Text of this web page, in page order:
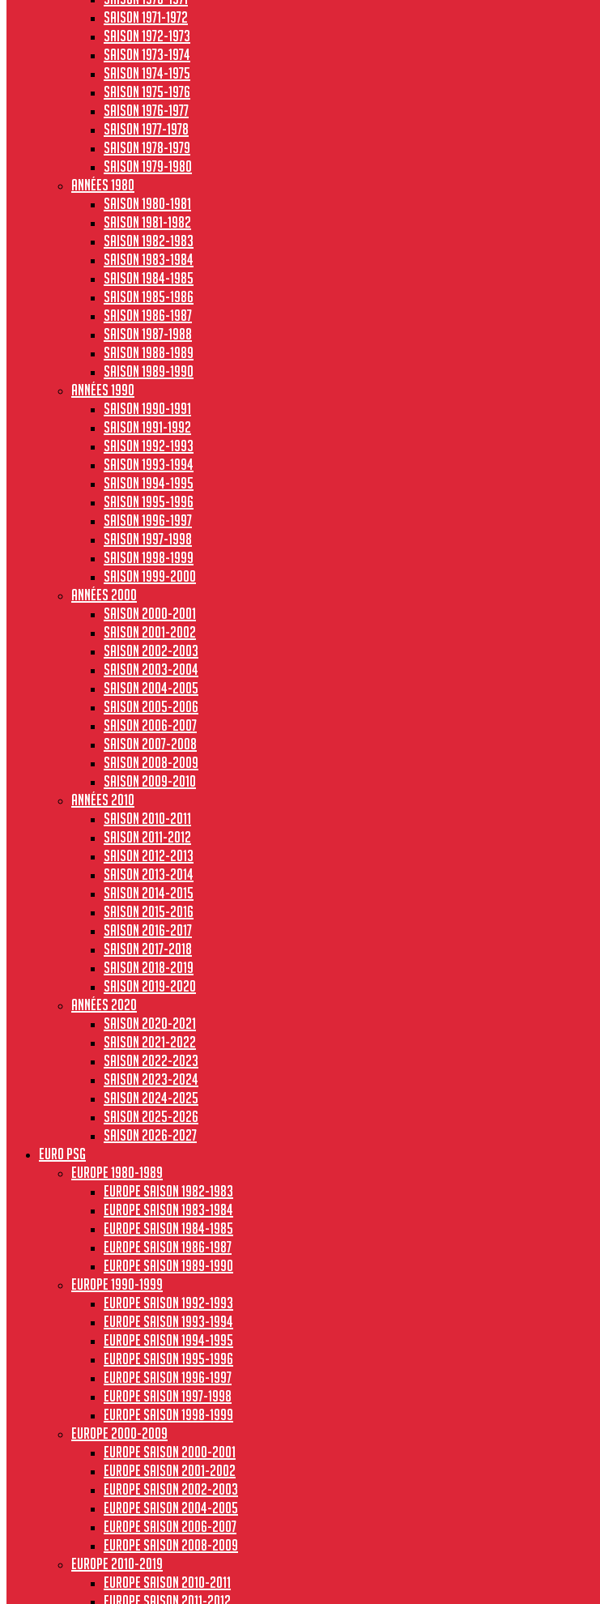
Saison 1971-1972
Saison 1972-1973
Saison 1973-1974
Saison 1974-1975
Saison 1975-1976
Saison 1976-1977
Saison 1977-1978
Saison 1978-1979
Saison 1979-1980
Années 1980
Saison 1980-1981
Saison 1981-1982
Saison 1982-1983
Saison 1983-1984
Saison 1984-1985
Saison 1985-1986
Saison 1986-1987
Saison 1987-1988
Saison 1988-1989
Saison 1989-1990
Années 1990
Saison 1990-1991
Saison 1991-1992
Saison 1992-1993
Saison 1993-1994
Saison 1994-1995
Saison 1995-1996
Saison 1996-1997
Saison 1997-1998
Saison 1998-1999
Saison 1999-2000
Années 2000
Saison 2000-2001
Saison 2001-2002
Saison 2002-2003
Saison 2003-2004
Saison 2004-2005
Saison 2005-2006
Saison 2006-2007
Saison 2007-2008
Saison 2008-2009
Saison 2009-2010
Années 2010
Saison 2010-2011
Saison 2011-2012
Saison 2012-2013
Saison 2013-2014
Saison 2014-2015
Saison 2015-2016
Saison 2016-2017
Saison 2017-2018
Saison 2018-2019
Saison 2019-2020
Années 2020
Saison 2020-2021
Saison 2021-2022
Saison 2022-2023
Saison 2023-2024
Saison 2024-2025
Saison 2025-2026
Saison 2026-2027
Euro PSG
Europe 1980-1989
Europe saison 1982-1983
Europe Saison 1983-1984
Europe saison 1984-1985
Europe saison 1986-1987
Europe saison 1989-1990
Europe 1990-1999
Europe saison 1992-1993
Europe saison 1993-1994
Europe saison 1994-1995
Europe saison 1995-1996
Europe saison 1996-1997
Europe Saison 1997-1998
Europe saison 1998-1999
Europe 2000-2009
Europe saison 2000-2001
Europe saison 2001-2002
Europe saison 2002-2003
Europe saison 2004-2005
Europe saison 2006-2007
Europe saison 2008-2009
Europe 2010-2019
Europe saison 2010-2011